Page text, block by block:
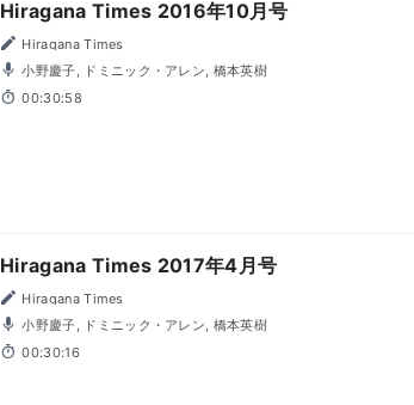
Hiragana Times 2016年10月号
Hiragana Times
小野慶子, ドミニック・アレン, 橋本英樹
00:30:58
Hiragana Times 2017年4月号
Hiragana Times
小野慶子, ドミニック・アレン, 橋本英樹
00:30:16